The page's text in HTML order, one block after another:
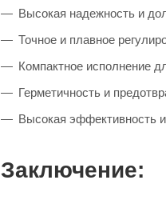
Высокая надежность и
Точное и плавное
Компактное исполнение
Герметичность и
Высокая эффективность
Заключение: